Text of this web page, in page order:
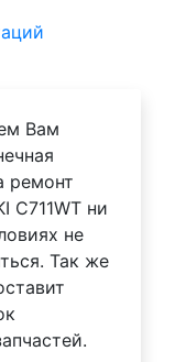
Вам
ремонт
C711WT ни
не
Так же